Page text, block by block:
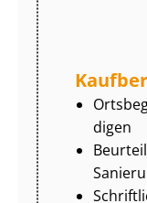
di­gen